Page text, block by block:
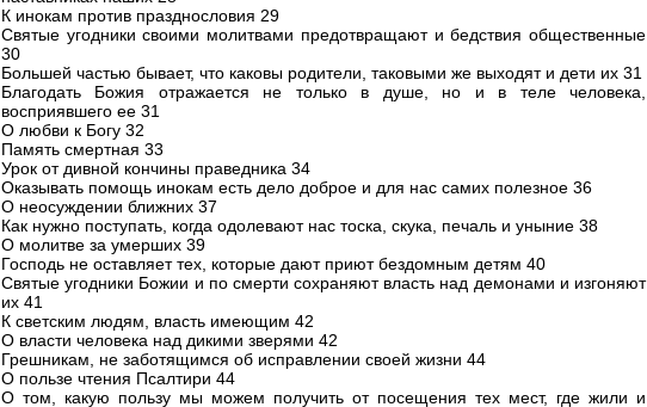
К инокам против празднословия 29
Святые угодники своими молитвами предотвращают и бедствия общественные
30
Большей частью бывает, что каковы родители, таковыми же выходят и дети их 31
Благодать Божия отражается не только в душе, но и в теле человека,
восприявшего ее 31
О любви к Богу 32
Память смертная 33
Урок от дивной кончины праведника 34
Оказывать помощь инокам есть дело доброе и для нас самих полезное 36
О неосуждении ближних 37
Как нужно поступать, когда одолевают нас тоска, скука, печаль и уныние 38
О молитве за умерших 39
Господь не оставляет тех, которые дают приют бездомным детям 40
Святые угодники Божии и по смерти сохраняют власть над демонами и изгоняют
их 41
К светским людям, власть имеющим 42
О власти человека над дикими зверями 42
Грешникам, не заботящимся об исправлении своей жизни 44
О пользе чтения Псалтири 44
О том, какую пользу мы можем получить от посещения тех мест, где жили и